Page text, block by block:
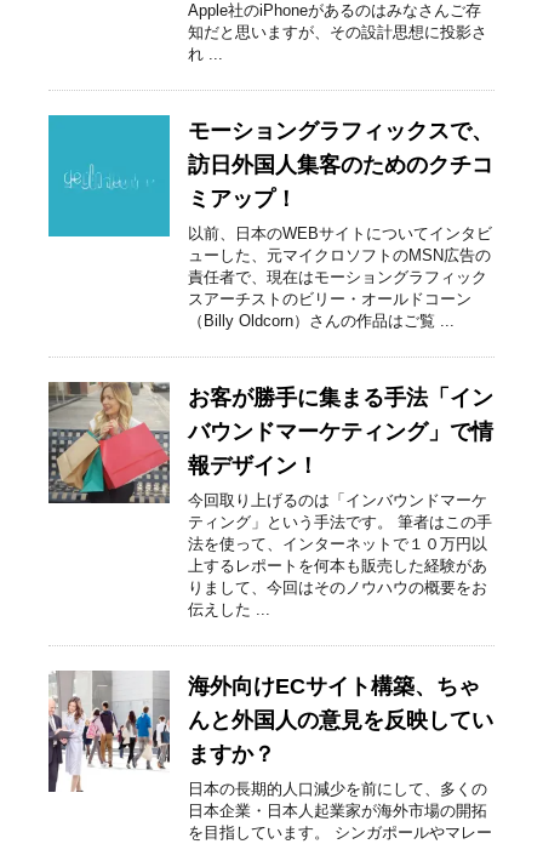
Apple社のiPhoneがあるのはみなさんご存
知だと思いますが、その設計思想に投影さ
れ ...
モーショングラフィックスで、
訪日外国人集客のためのクチコ
ミアップ！
以前、日本のWEBサイトについてインタビ
ューした、元マイクロソフトのMSN広告の
責任者で、現在はモーショングラフィック
スアーチストのビリー・オールドコーン
（Billy Oldcorn）さんの作品はご覧 ...
お客が勝手に集まる手法「イン
バウンドマーケティング」で情
報デザイン！
今回取り上げるのは「インバウンドマーケ
ティング」という手法です。 筆者はこの手
法を使って、インターネットで１０万円以
上するレポートを何本も販売した経験があ
りまして、今回はそのノウハウの概要をお
伝えした ...
海外向けECサイト構築、ちゃ
んと外国人の意見を反映してい
ますか？
日本の長期的人口減少を前にして、多くの
日本企業・日本人起業家が海外市場の開拓
を目指しています。 シンガポールやマレー